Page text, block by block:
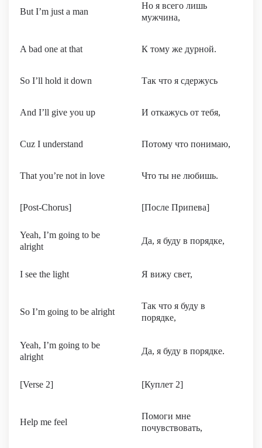
But I’m just a man
Но я всего лишь
мужчина,
A bad one at that К тому же дурной.
So I’ll hold it down Так что я сдержусь
And I’ll give you up И откажусь от тебя,
Cuz I understand Потому что понимаю,
That you’re not in love Что ты не любишь.
[Post-Chorus] [После Припева]
Yeah, I’m going to be
alright
Да, я буду в порядке,
I see the light Я вижу свет,
So I’m going to be alright
Так что я буду в
порядке,
Yeah, I’m going to be
alright
Да, я буду в порядке.
[Verse 2] [Куплет 2]
Help me feel
Помоги мне
почувствовать,